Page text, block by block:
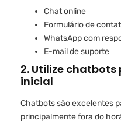
Chat online
Formulário de
WhatsApp com
E-mail de suporte
2. Utilize
inicial
Chatbots são excelentes
principalmente fora do